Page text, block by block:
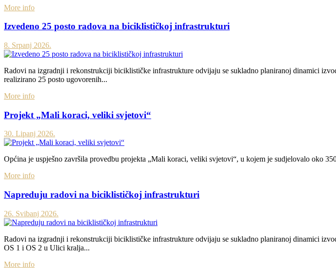
More info
Izvedeno 25 posto radova na biciklističkoj infrastrukturi
8. Srpanj 2026.
Radovi na izgradnji i rekonstrukciji biciklističke infrastrukture odvijaju se sukladno planiranoj dinamici
realizirano 25 posto ugovorenih...
More info
Projekt „Mali koraci, veliki svjetovi“
30. Lipanj 2026.
Općina je uspješno završila provedbu projekta „Mali koraci, veliki svjetovi“, u kojem je sudjelovalo oko
More info
Napreduju radovi na biciklističkoj infrastrukturi
26. Svibanj 2026.
Radovi na izgradnji i rekonstrukciji biciklističke infrastrukture odvijaju se sukladno planiranoj dinamici
OS 1 i OS 2 u Ulici kralja...
More info